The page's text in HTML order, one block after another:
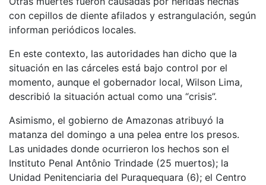
con cepillos de diente afilados y estrangulación, según
informan periódicos locales.
En este contexto, las autoridades han dicho que la
situación en las cárceles está bajo control por el
momento, aunque el gobernador local, Wilson Lima,
describió la situación actual como una “crisis”.
Asimismo, el gobierno de Amazonas atribuyó la
matanza del domingo a una pelea entre los presos.
Las unidades donde ocurrieron los hechos son el
Instituto Penal Antônio Trindade (25 muertos); la
Unidad Penitenciaria del Puraquequara (6); el Centro